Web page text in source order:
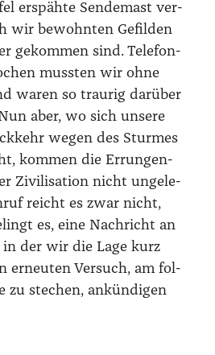
erspäh­te Sen­de­mast ver­
wir bewohn­ten Gefil­den
gekom­men sind. Tele­fon­
muss­ten wir ohne
waren so trau­rig dar­über
aber, wo sich unse­re
wegen des Stur­mes
kom­men die Errun­gen­
Zivi­li­sa­ti­on nicht unge­le­
reicht es zwar nicht,
es, eine Nach­richt an
in der wir die Lage kurz
erneu­ten Ver­such, am fol­
zu ste­chen, ankün­di­gen